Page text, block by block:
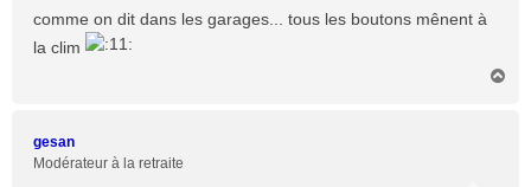
comme on dit dans les garages... tous les boutons mênent à
la clim
gesan
Modérateur à la retraite